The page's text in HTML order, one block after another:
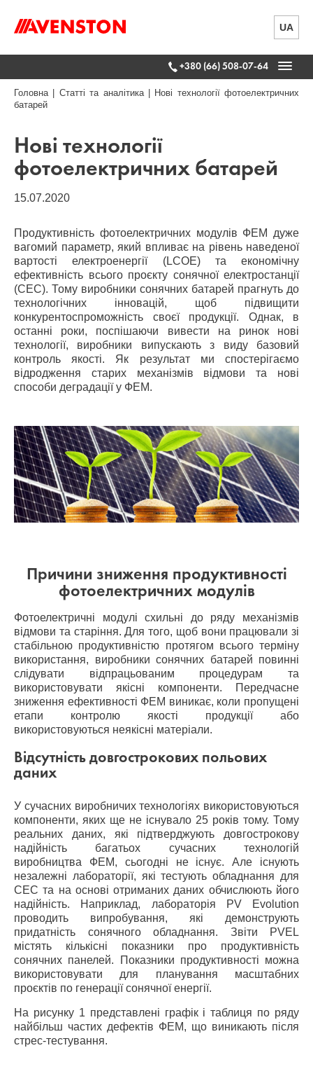
UA
+380 (66) 508-07-64
Головна| Статті та аналітика|
Нові технології фотоелектричних
батарей
Нові технології
фотоелектричних батарей
15.07.2020
Продуктивність фотоелектричних модулів ФЕМ дуже
вагомий параметр, який впливає на рівень наведеної
вартості електроенергії (LCOE) та економічну
ефективність всього проєкту сонячної електростанції
(СЕС). Тому виробники сонячних батарей прагнуть до
технологічних інновацій, щоб підвищити
конкурентоспроможність своєї продукції. Однак, в
останні роки, поспішаючи вивести на ринок нові
технології, виробники випускають з виду базовий
контроль якості. Як результат ми спостерігаємо
відродження старих механізмів відмови та нові
способи деградації у ФЕМ.
Причини зниження продуктивності
фотоелектричних модулів
Фотоелектричні модулі схильні до ряду механізмів
відмови та старіння. Для того, щоб вони працювали зі
стабільною продуктивністю протягом всього терміну
використання, виробники сонячних батарей повинні
слідувати відпрацьованим процедурам та
використовувати якісні компоненти. Передчасне
зниження ефективності ФЕМ виникає, коли пропущені
етапи контролю якості продукції або
використовуються неякісні матеріали.
Відсутність довгострокових польових
даних
У сучасних виробничих технологіях використовуються
компоненти, яких ще не існувало 25 років тому. Тому
реальних даних, які підтверджують довгострокову
надійність багатьох сучасних технологій
виробництва ФЕМ, сьогодні не існує. Але існують
незалежні лабораторії, які тестують обладнання для
СЕС та на основі отриманих даних обчислюють його
надійність. Наприклад, лабораторія PV Evolution
проводить випробування, які демонструють
придатність сонячного обладнання. Звіти PVEL
містять кількісні показники про продуктивність
сонячних панелей. Показники продуктивності можна
використовувати для планування масштабних
проєктів по генерації сонячної енергії.
На рисунку 1 представлені графік і таблиця по ряду
найбільш частих дефектів ФЕМ, що виникають після
стрес-тестування.